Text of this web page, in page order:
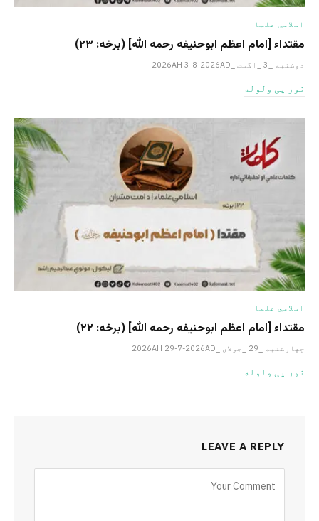
اسلامي علما
مقتداء [امام اعظم ابوحنیفه رحمه الله‎] (برخه: ۲۳)
دوشنبه _3 _اگست _2026AH 3-8-2026AD
نور یی ولوله
اسلامي علما
مقتداء [امام اعظم ابوحنیفه رحمه الله‎] (برخه: ۲۲)
چهارشنبه _29 _جولای _2026AH 29-7-2026AD
نور یی ولوله
LEAVE A REPLY